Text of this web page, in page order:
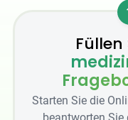
Füllen
Starten Sie die